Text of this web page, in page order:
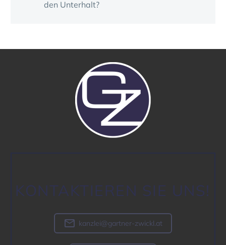
den Unter­halt?
KONTAK­TIEREN SIE UNS!
 kanzlei@gartner-zwickl.at